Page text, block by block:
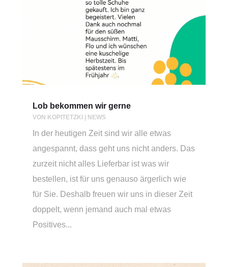
Lob bekommen wir gerne
VON KOPITETZKI NEWS
In der heutigen Zeit sind wir alle etwas
angespannt, dass geht uns nicht anders. Das
zurzeit nicht alles Lieferbar ist was wir
bestellen, ist für uns genauso ärgerlich wie
für Sie. Deshalb freuen wir uns in dieser Zeit
doppelt, wenn jemand auch mal etwas
Positives...